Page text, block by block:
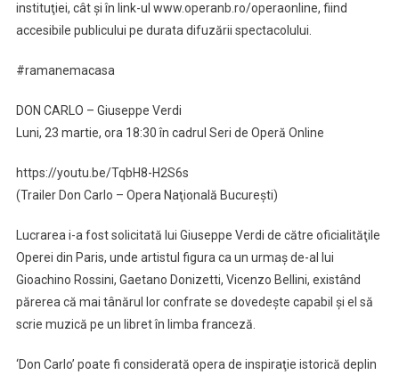
instituţiei, cât şi în link-ul www.operanb.ro/operaonline, fiind
accesibile publicului pe durata difuzării spectacolului.
#ramanemacasa
DON CARLO – Giuseppe Verdi
Luni, 23 martie, ora 18:30 în cadrul Seri de Operă Online
https://youtu.be/TqbH8-H2S6s
(Trailer Don Carlo – Opera Naţională Bucureşti)
Lucrarea i-a fost solicitată lui Giuseppe Verdi de către oficialităţile
Operei din Paris, unde artistul figura ca un urmaş de-al lui
Gioachino Rossini, Gaetano Donizetti, Vicenzo Bellini, existând
părerea că mai tânărul lor confrate se dovedeşte capabil şi el să
scrie muzică pe un libret în limba franceză.
‘Don Carlo’ poate fi considerată opera de inspiraţie istorică deplin